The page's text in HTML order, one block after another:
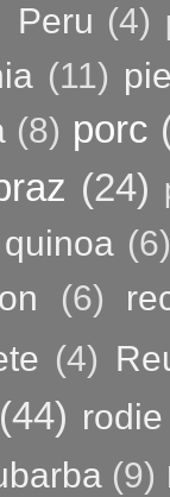
Peru (4)
(11)
(8) porc
(24)
quinoa
(6)
(4)
(44) rodie
(9)